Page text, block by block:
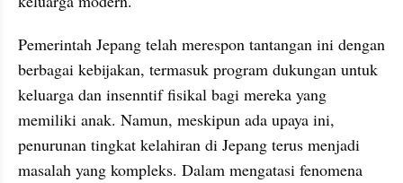
Pemerintah Jepang telah merespon tantangan ini dengan
berbagai kebijakan, termasuk program dukungan untuk
keluarga dan insenntif fisikal bagi mereka yang
memiliki anak. Namun, meskipun ada upaya ini,
penurunan tingkat kelahiran di Jepang terus menjadi
masalah yang kompleks. Dalam mengatasi fenomena